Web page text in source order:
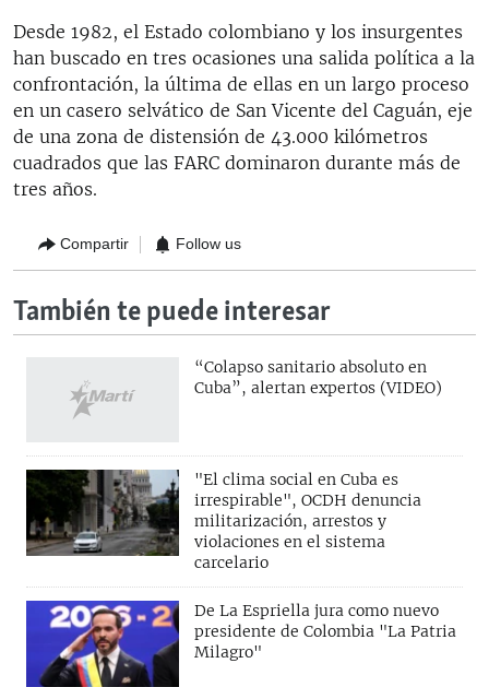
Desde 1982, el Estado colombiano y los insurgentes
han buscado en tres ocasiones una salida política a la
confrontación, la última de ellas en un largo proceso
en un casero selvático de San Vicente del Caguán, eje
de una zona de distensión de 43.000 kilómetros
cuadrados que las FARC dominaron durante más de
tres años.
Compartir Follow us
También te puede interesar
“Colapso sanitario absoluto en
Cuba”, alertan expertos (VIDEO)
"El clima social en Cuba es
irrespirable", OCDH denuncia
militarización, arrestos y
violaciones en el sistema
carcelario
De La Espriella jura como nuevo
presidente de Colombia "La Patria
Milagro"